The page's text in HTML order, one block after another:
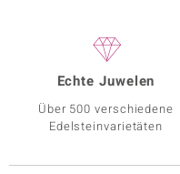
Echte Juwelen
Über 500 verschiedene
Edelsteinvarietäten